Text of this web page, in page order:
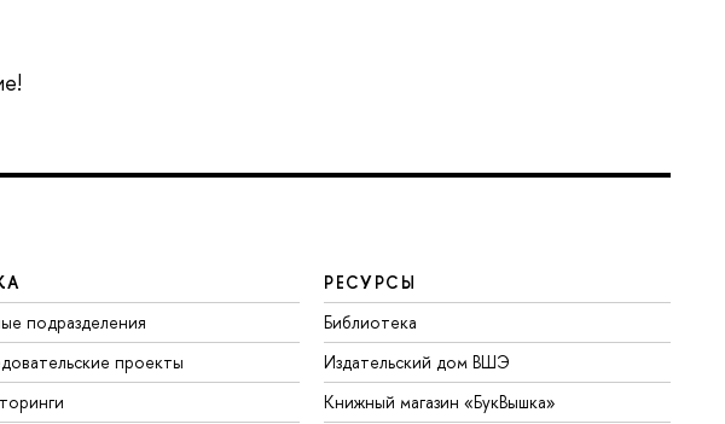
подразделения
проекты
РЕСУРСЫ
Библиотека
Издательский дом ВШЭ
Книжный магазин «БукВышка»